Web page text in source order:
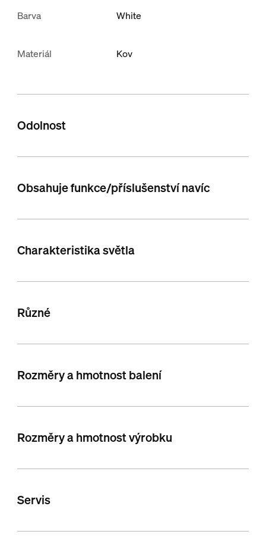
Barva White
Materiál Kov
Odolnost
Obsahuje funkce/příslušenství navíc
Charakteristika světla
Různé
Rozměry a hmotnost balení
Rozměry a hmotnost výrobku
Servis